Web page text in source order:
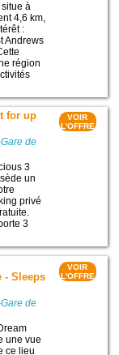
situe à
4,6 km,
:
Andrews
région
for up
de
3
un
privé
3
VOIR
L'OFFRE
- Sleeps
de
une vue
ce lieu
VOIR
L'OFFRE